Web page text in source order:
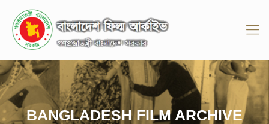
BANGLADESH FILM ARCHIVE